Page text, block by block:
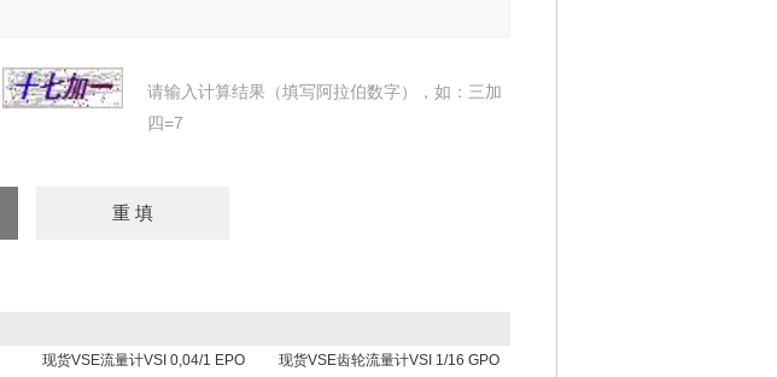
请输入计算结果（填写阿拉伯数字），如：三加
四=7
现货VSE流量计VSI 0,04/1 EPO 现货VSE齿轮流量计VSI 1/16 GPO